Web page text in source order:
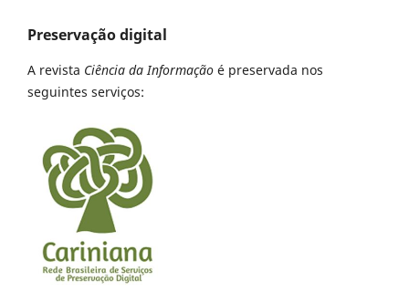
Preservação digital
A revista Ciência da Informação é preservada nos
seguintes serviços: